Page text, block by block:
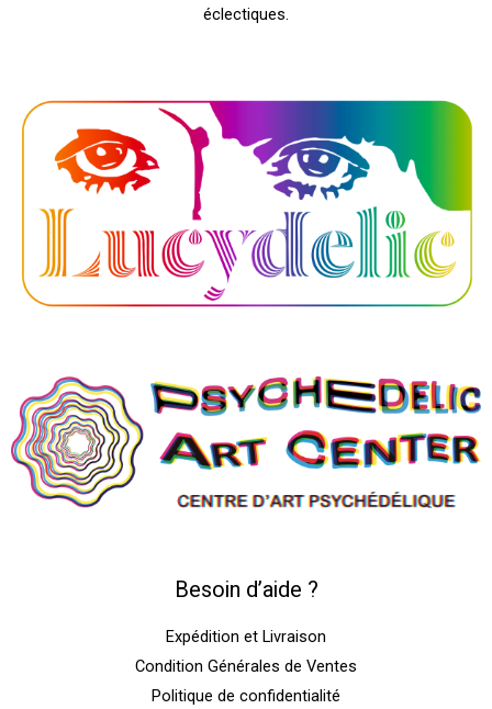
éclectiques.
Besoin d’aide ?
Expédition et Livraison
Condition Générales de Ventes
Politique de confidentialité